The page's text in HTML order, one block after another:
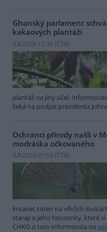
Ghanský parlament
kakaových plantáží
4.8.2026 12:39 (ČTK)
plantáž na jiný účel.
čeká na podpis prezidenta
Ochránci přírody našli v
modráska očkovaného
4.8.2026 01:58 (ČTK)
krvavec toten na vlhčích
starají o jeho housenky, které
CHKO o tom informovala na